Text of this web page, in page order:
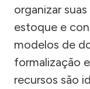
organizar
estoque e
modelos de
formalização
recursos são